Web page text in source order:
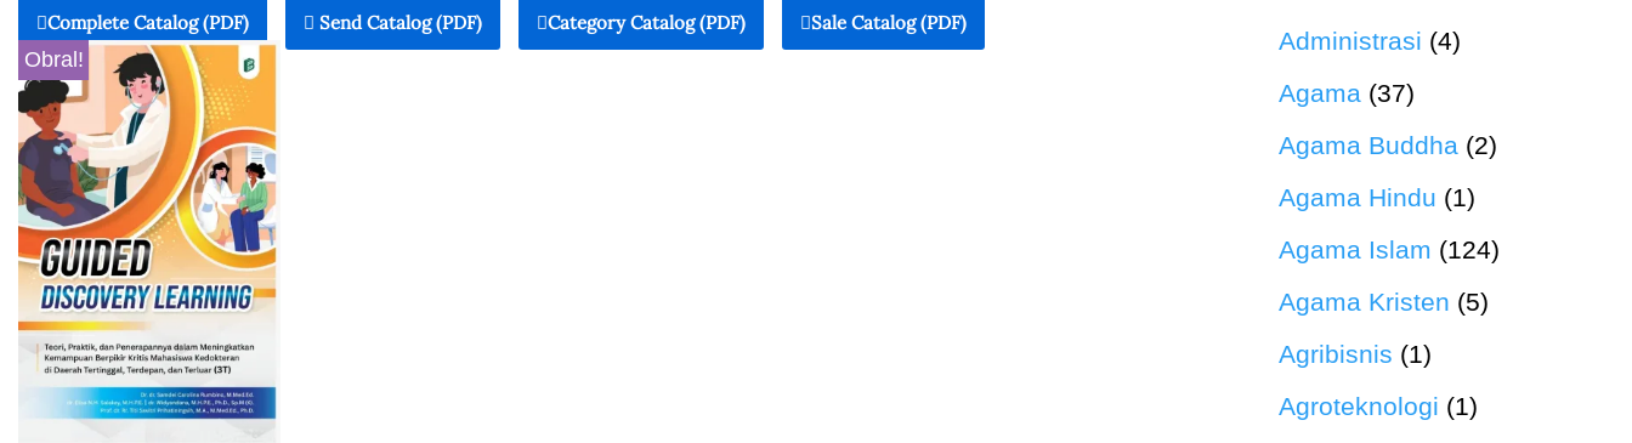
Complete Catalog (PDF) Send Catalog (PDF) Category Catalog (PDF) Sale Catalog (PDF)
Obral!
Administrasi (4)
Agama (37)
Agama Buddha (2)
Agama Hindu (1)
Agama Islam (124)
Agama Kristen (5)
Agribisnis (1)
Agroteknologi (1)